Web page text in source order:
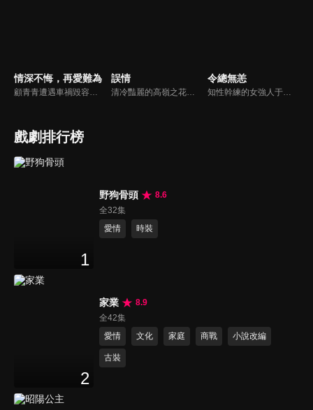
情深不悔，再愛難為
顧青青遭遇車禍毀容後，遭受嚴重的精神創傷，幸得被裴氏集團總裁裴謹卿搭救，並將她整容成了自己初戀情人沈曼青的外貌。其實裴謹卿搭救顧青青是為了追查當年沈曼青死亡的真相。顧青青接受裴謹卿的安排，並且在經過了一系列殘酷訓練後，以裴謹卿總裁秘書身份出現在眾人眼中...
誤情
清冷豔麗的高嶺之花江時淺在遭受霸淩、暴力等一系列事件後，華麗蛻變逆襲歸來，用一場精心策劃強勢開啟自己的復仇之路，最終收穫內心救贖與愛情的故事。
令總無恙
知性幹練的女強人于希令和荷爾蒙爆棚的體育生顧朝禾的初遇始於一場醉酒之後的誤會，極致拉扯雙向撩撥，年下奶狗直球示愛，誰會率先繳械投降？離奇失蹤三年的未婚夫意外上線，背後又有怎樣的陰謀與算計
戲劇排行榜
1
野狗骨頭
8.6
全32集
愛情
時裝
2
家業
8.9
全42集
愛情
文化 家庭 商戰 小說改編
古裝